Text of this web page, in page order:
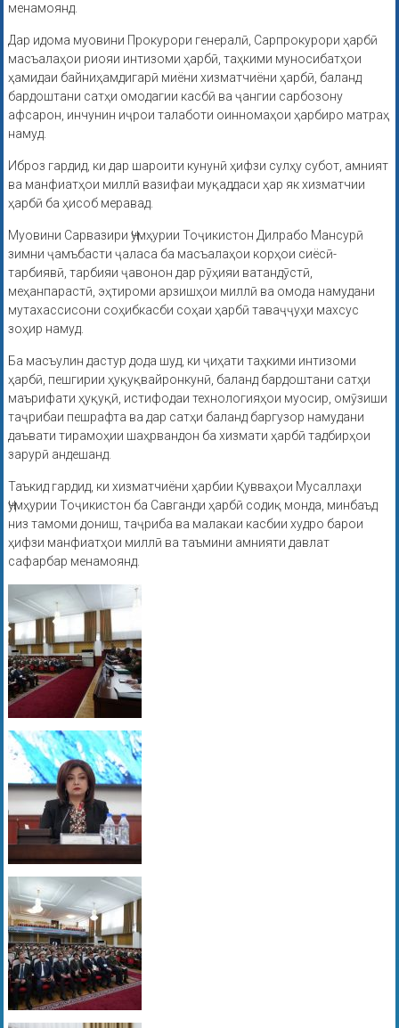
менамоянд.
Дар идома муовини Прокурори генералӣ, Сарпрокурори ҳарбӣ
масъалаҳои риояи интизоми ҳарбӣ, таҳкими муносибатҳои
ҳамидаи байниҳамдигарӣ миёни хизматчиёни ҳарбӣ, баланд
бардоштани сатҳи омодагии касбӣ ва ҷангии сарбозону
афсарон, инчунин иҷрои талаботи оинномаҳои ҳарбиро матраҳ
намуд.
Иброз гардид, ки дар шароити кунунӣ ҳифзи сулҳу субот, амният
ва манфиатҳои миллӣ вазифаи муқаддаси ҳар як хизматчии
ҳарбӣ ба ҳисоб меравад.
Муовини Сарвазири Ҷумҳурии Тоҷикистон Дилрабо Мансурӣ
зимни ҷамъбасти ҷаласа ба масъалаҳои корҳои сиёсӣ-
тарбиявӣ, тарбияи ҷавонон дар рӯҳияи ватандӯстӣ,
меҳанпарастӣ, эҳтироми арзишҳои миллӣ ва омода намудани
мутахассисони соҳибкасби соҳаи ҳарбӣ таваҷҷуҳи махсус
зоҳир намуд.
Ба масъулин дастур дода шуд, ки ҷиҳати таҳкими интизоми
ҳарбӣ, пешгирии ҳуқуқвайронкунӣ, баланд бардоштани сатҳи
маърифати ҳуқуқӣ, истифодаи технологияҳои муосир, омӯзиши
таҷрибаи пешрафта ва дар сатҳи баланд баргузор намудани
даъвати тирамоҳии шаҳрвандон ба хизмати ҳарбӣ тадбирҳои
зарурӣ андешанд.
Таъкид гардид, ки хизматчиёни ҳарбии Қувваҳои Мусаллаҳи
Ҷумҳурии Тоҷикистон ба Савганди ҳарбӣ содиқ монда, минбаъд
низ тамоми дониш, таҷриба ва малакаи касбии худро барои
ҳифзи манфиатҳои миллӣ ва таъмини амнияти давлат
сафарбар менамоянд.